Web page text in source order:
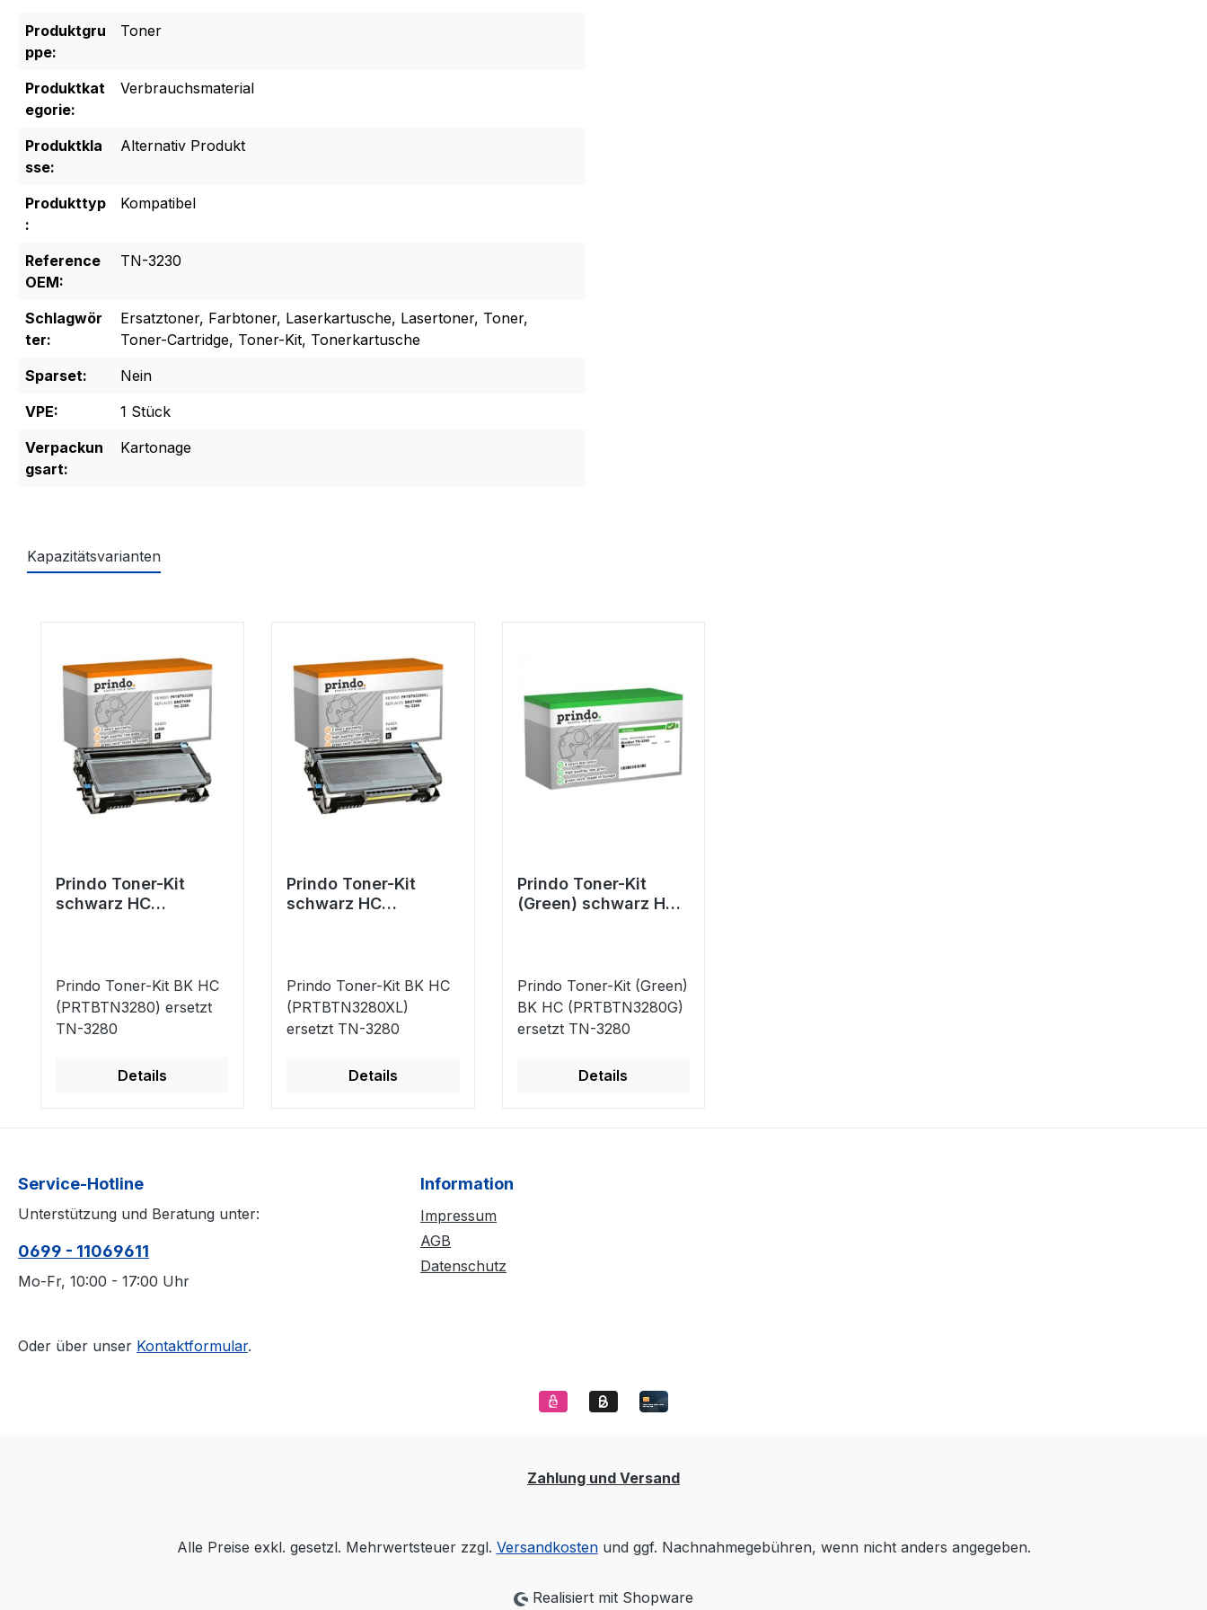
Produktgru
ppe:
Toner
Produktkat
egorie:
Verbrauchsmaterial
Produktkla
sse:
Alternativ Produkt
Produkttyp
:
Kompatibel
Reference
OEM:
TN-3230
Schlagwör
ter:
Ersatztoner, Farbtoner, Laserkartusche, Lasertoner, Toner,
Toner-Cartridge, Toner-Kit, Tonerkartusche
Sparset:
Nein
VPE:
1 Stück
Verpackun
gsart:
Kartonage
Kapazitätsvarianten
Prindo Toner-Kit
schwarz HC
Prindo Toner-Kit BK HC
(PRTBTN3280) ersetzt
TN-3280
Details
Prindo Toner-Kit
schwarz HC
Prindo Toner-Kit BK HC
(PRTBTN3280XL)
ersetzt TN-3280
Details
Prindo Toner-Kit
(Green) schwarz HC
Prindo Toner-Kit (Green)
BK HC (PRTBTN3280G)
ersetzt TN-3280
Details
Service-Hotline
Unterstützung und Beratung unter:
0699 - 11069611
Mo-Fr, 10:00 - 17:00 Uhr
Oder über unser Kontaktformular.
Information
Impressum
AGB
Datenschutz
Zahlung und Versand
Alle Preise exkl. gesetzl. Mehrwertsteuer zzgl. Versandkostenund ggf. Nachnahmegebühren, wenn nicht anders angegeben.
Realisiert mit Shopware